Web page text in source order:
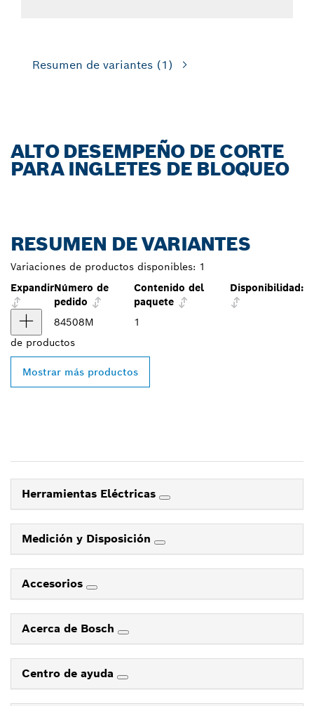
Resumen de variantes (1)
ALTO DESEMPEÑO DE CORTE
PARA INGLETES DE BLOQUEO
RESUMEN DE VARIANTES
Variaciones de productos disponibles: 1
ExpandirNúmero de
pedido
Contenido del
paquete
Disponibilidad:
84508M
1
de productos
Mostrar más productos
Herramientas Eléctricas
Medición y Disposición
Accesorios
Acerca de Bosch
Centro de ayuda